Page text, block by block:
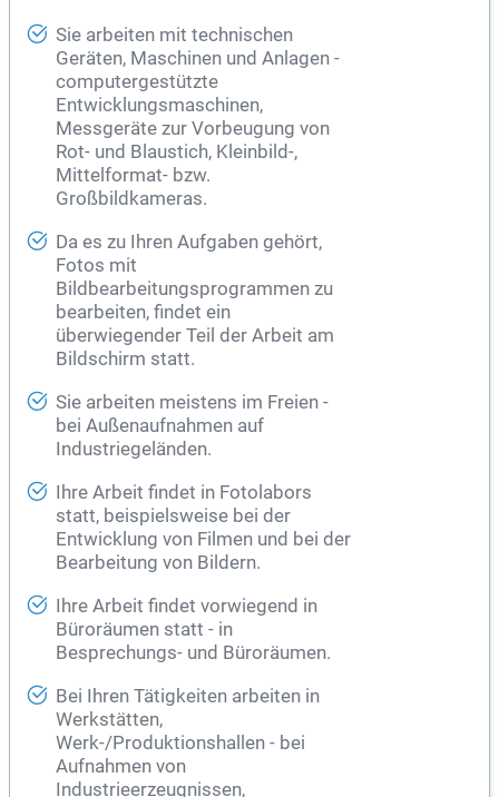
Sie arbeiten mit technischen
Geräten, Maschinen und Anlagen -
computergestützte
Entwicklungsmaschinen,
Messgeräte zur Vorbeugung von
Rot- und Blaustich, Kleinbild-,
Mittelformat- bzw.
Großbildkameras.
Da es zu Ihren Aufgaben gehört,
Fotos mit
Bildbearbeitungsprogrammen zu
bearbeiten, findet ein
überwiegender Teil der Arbeit am
Bildschirm statt.
Sie arbeiten meistens im Freien -
bei Außenaufnahmen auf
Industriegeländen.
Ihre Arbeit findet in Fotolabors
statt, beispielsweise bei der
Entwicklung von Filmen und bei der
Bearbeitung von Bildern.
Ihre Arbeit findet vorwiegend in
Büroräumen statt - in
Besprechungs- und Büroräumen.
Bei Ihren Tätigkeiten arbeiten in
Werkstätten,
Werk-/Produktionshallen - bei
Aufnahmen von
Industrieerzeugnissen,